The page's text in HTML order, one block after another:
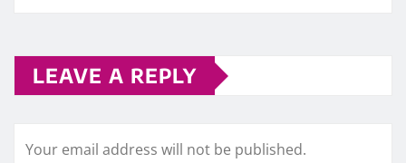
LEAVE A REPLY
Your email address will not be published.